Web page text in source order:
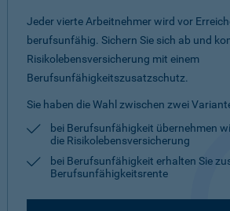
Jeder vierte Arbeitnehmer wird vor
berufsunfähig. Sichern Sie sich ab und
Risikolebensversicherung mit einem
Berufsunfähigkeitszusatzschutz.
Sie haben die Wahl zwischen zwei
bei Berufsunfähigkeit übernehmen
die Risikolebensversicherung
bei Berufsunfähigkeit erhalten Sie
Berufsunfähigkeitsrente